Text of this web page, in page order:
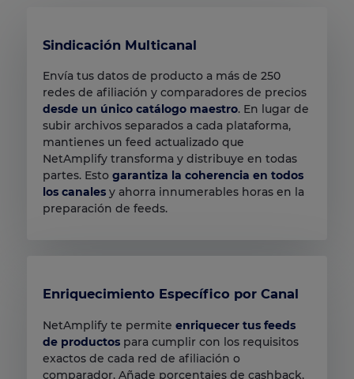
Sindicación Multicanal
Envía tus datos de producto a más de 250
redes de afiliación y comparadores de precios
desde un único catálogo maestro. En lugar de
subir archivos separados a cada plataforma,
mantienes un feed actualizado que
NetAmplify transforma y distribuye en todas
partes. Esto garantiza la coherencia en todos
los canales y ahorra innumerables horas en la
preparación de feeds.
Enriquecimiento Específico por Canal
NetAmplify te permite enriquecer tus feeds
de productos para cumplir con los requisitos
exactos de cada red de afiliación o
comparador. Añade porcentajes de cashback,